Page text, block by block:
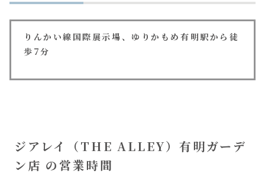
りんかい線国際展示場、ゆりかもめ有明駅から徒
歩7分
ジアレイ（THE ALLEY）有明ガーデ
ン店 の営業時間